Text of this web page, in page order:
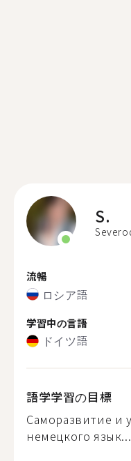
S.
流暢
ロシア語
学習中の言語
ドイツ語
語学学習の目標
Саморазвитие и
немецкого язык...